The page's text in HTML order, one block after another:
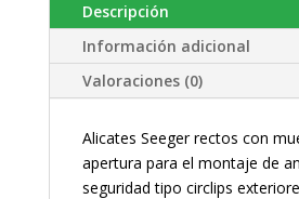
Descripción
Información adicional
Valoraciones (0)
Alicates Seeger rectos con
apertura para el montaje de
seguridad tipo circlips